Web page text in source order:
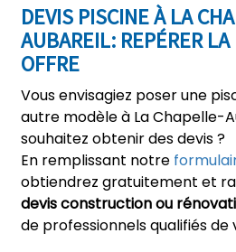
DEVIS PISCINE À LA
AUBAREIL: REPÉRER
OFFRE
Vous envisagiez poser une
autre modèle à La Chapelle-
souhaitez obtenir des devis ?
En remplissant notre
obtiendrez gratuitement et
devis construction ou
de professionnels qualifiés de